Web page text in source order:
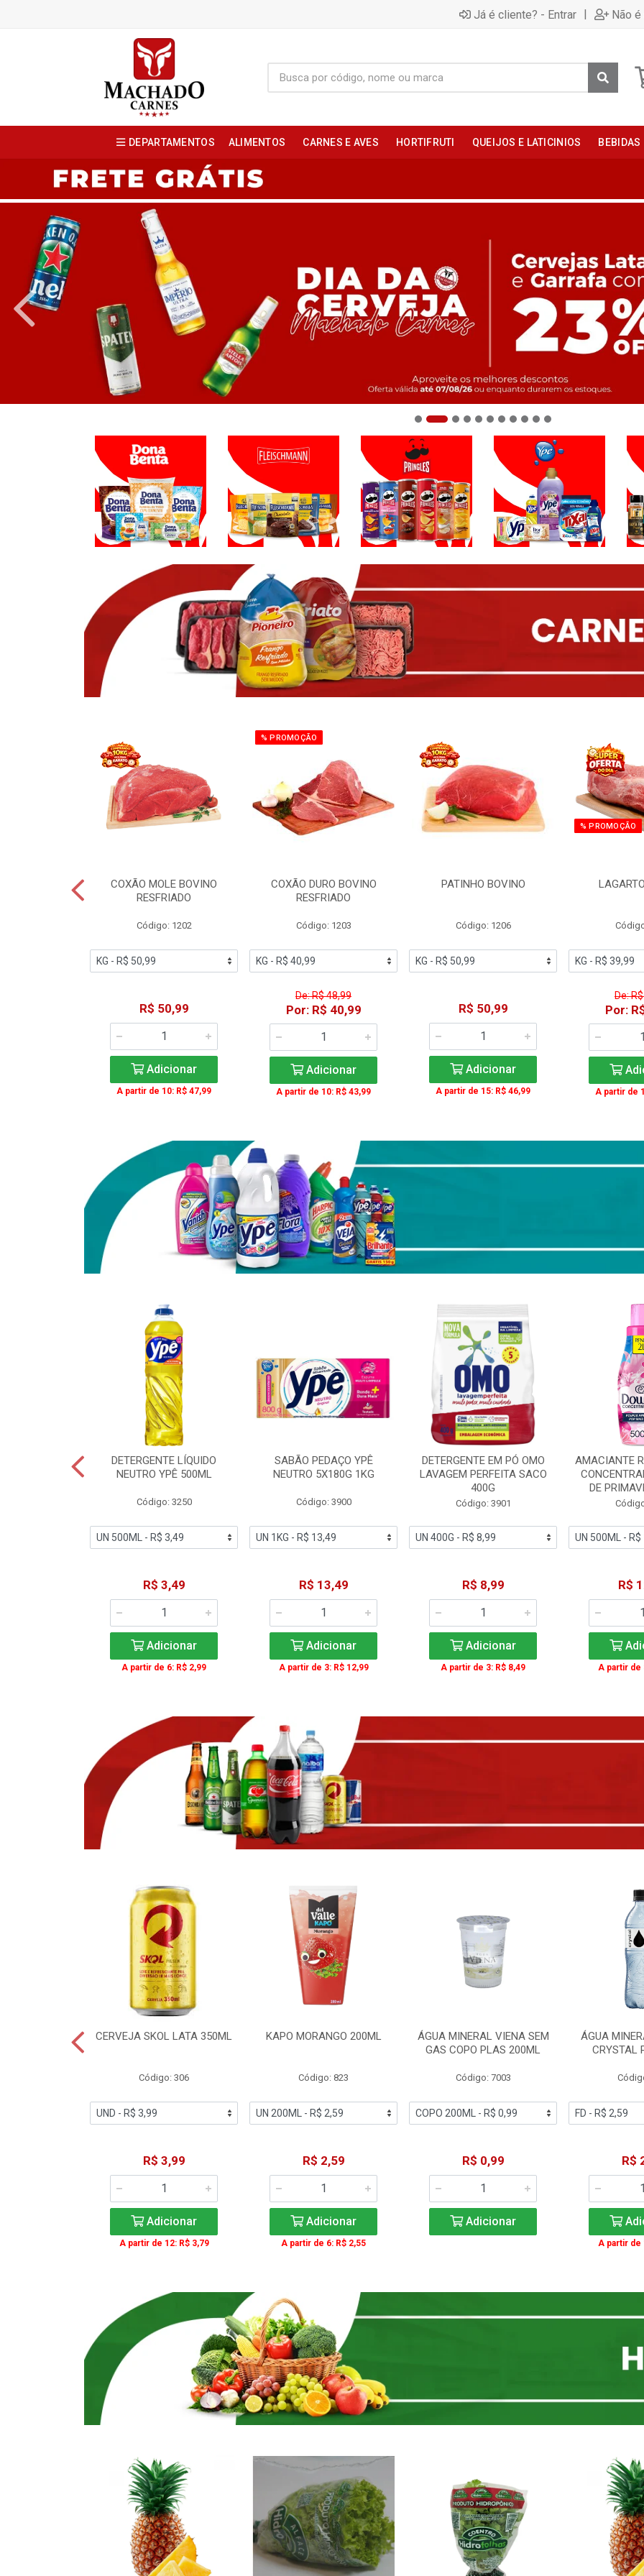
Já é cliente? - Entrar | Não
DEPARTAMENTOS ALIMENTOS CARNES E AVES HORTIFRUTI QUEIJOS E LATICINIOS BEBIDAS
COXÃO MOLE BOVINO
RESFRIADO
Código: 1202
R$ 50,99
Adicionar
A partir de 10: R$ 47,99
% PROMOÇÃO
COXÃO DURO BOVINO
RESFRIADO
Código: 1203
De: R$ 48,99
Por: R$ 40,99
Adicionar
A partir de 10: R$ 43,99
PATINHO BOVINO
Código: 1206
R$ 50,99
Adicionar
A partir de 15: R$ 46,99
% PROMOÇÃO
De:
Por:
A partir de
DETERGENTE LÍQUIDO
NEUTRO YPÊ 500ML
Código: 3250
R$ 3,49
Adicionar
A partir de 6: R$ 2,99
SABÃO PEDAÇO YPÊ
NEUTRO 5X180G 1KG
Código: 3900
R$ 13,49
Adicionar
A partir de 3: R$ 12,99
DETERGENTE EM PÓ OMO
LAVAGEM PERFEITA SACO
400G
Código: 3901
R$ 8,99
Adicionar
A partir de 3: R$ 8,49
AMACIANTE
DE
R$
A partir de
CERVEJA SKOL LATA 350ML
Código: 306
R$ 3,99
Adicionar
A partir de 12: R$ 3,79
KAPO MORANGO 200ML
Código: 823
R$ 2,59
Adicionar
A partir de 6: R$ 2,55
ÁGUA MINERAL VIENA SEM
GAS COPO PLAS 200ML
Código: 7003
R$ 0,99
Adicionar
ÁGUA
CRYSTAL
R$
A partir de